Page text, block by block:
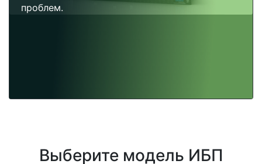
проблем.
Выберите модель ИБП